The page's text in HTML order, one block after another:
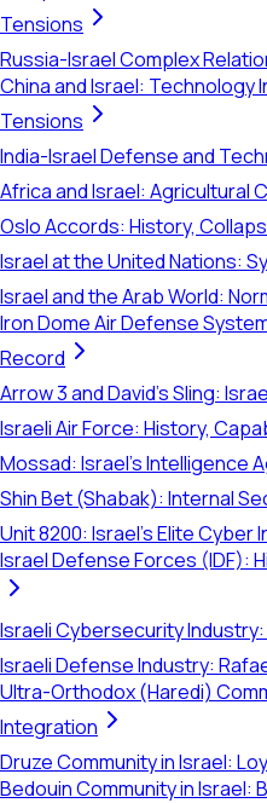
Tensions
Russia-Israel Complex
China and Israel: Technology
Tensions
India-Israel Defense and
Africa and Israel: Agricultural
Oslo Accords: History,
Israel at the United Nations:
Israel and the Arab World:
Iron Dome Air Defense
Record
Arrow 3 and David's Sling:
Israeli Air Force: History,
Mossad: Israel's Intelligence
Shin Bet (Shabak): Internal
Unit 8200: Israel's Elite Cyber
Israel Defense Forces (IDF):
Israeli Cybersecurity
Israeli Defense Industry:
Ultra-Orthodox (Haredi)
Integration
Druze Community in Israel:
Bedouin Community in Israel: